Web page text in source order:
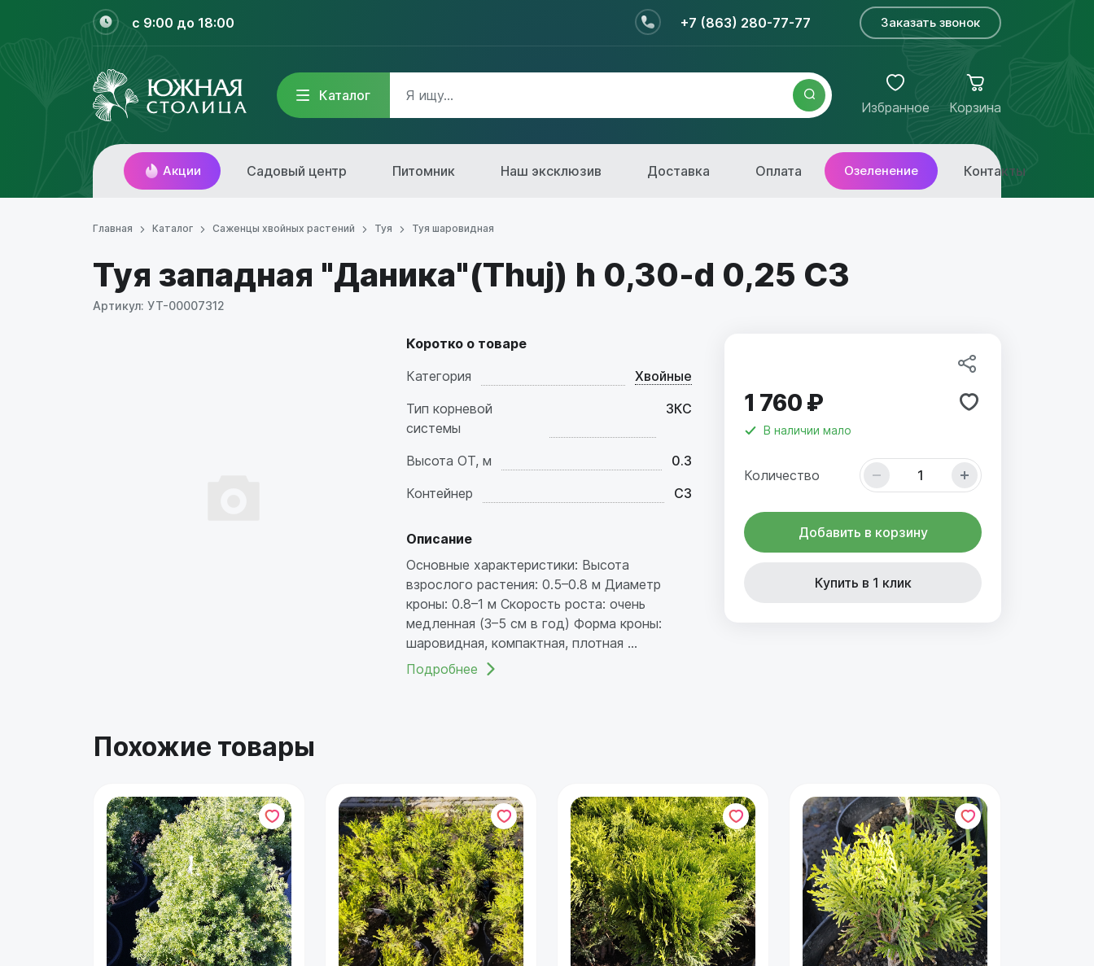
с 9:00 до 18:00 +7 (863) 280-77-77 Заказать звонок
Каталог
Избранное Корзина
Акции Садовый центр Питомник Наш эксклюзив Доставка Оплата Озеленение Контакты
Главная Каталог Саженцы хвойных растений Туя Туя шаровидная
Туя западная "Даника"(Thuj) h 0,30-d 0,25 С3
Артикул: УТ-00007312
Коротко о товаре
Категория
Хвойные
Тип корневой
системы
ЗКС
Высота ОТ, м
0.3
Контейнер
C3
Описание
Основные характеристики: Высота
взрослого растения: 0.5–0.8 м Диаметр
кроны: 0.8–1 м Скорость роста: очень
медленная (3–5 см в год) Форма кроны:
шаровидная, компактная, плотная ...
Подробнее
1 760 ₽
В наличии мало
Количество
Добавить в корзину
Купить в 1 клик
Похожие товары